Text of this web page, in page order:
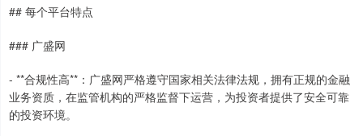
## 每个平台特点
### 广盛网
- **合规性高**：广盛网严格遵守国家相关法律法规，拥有正规的金融
业务资质，在监管机构的严格监督下运营，为投资者提供了安全可靠
的投资环境。